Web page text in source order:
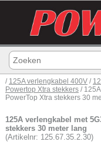
/ 125A verlengkabel 400V /
Powertop Xtra stekkers /
PowerTop Xtra stekkers 30
125A verlengkabel met
stekkers 30 meter lang
(Artikelnr: 125.67.35.2.30)